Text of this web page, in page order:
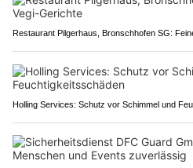
Restaurant Pilgerhaus, Bronschhofen SG:
Holling Services: Schutz vor Schimmel und